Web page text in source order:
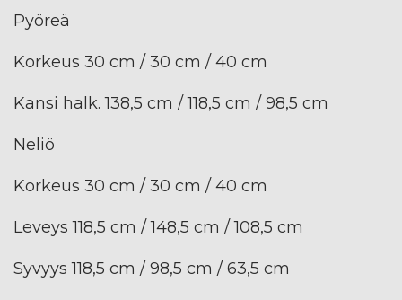
Pyöreä
Korkeus 30 cm / 30 cm / 40 cm
Kansi halk. 138,5 cm / 118,5 cm / 98,5 cm
Neliö
Korkeus 30 cm / 30 cm / 40 cm
Leveys 118,5 cm / 148,5 cm / 108,5 cm
Syvyys 118,5 cm / 98,5 cm / 63,5 cm